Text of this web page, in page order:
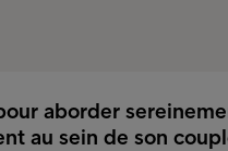
aborder
au sein de son